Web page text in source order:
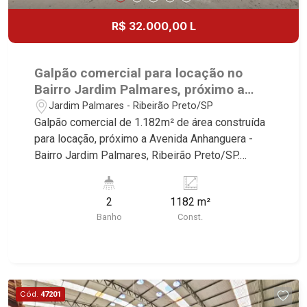
R$ 32.000,00 L
Galpão comercial para locação no
Bairro Jardim Palmares, próximo a
Avenida Anhanguera - Ribeirão
Preto/SP.
Jardim Palmares - Ribeirão Preto/SP
Galpão comercial de 1.182m² de área construída
para locação, próximo a Avenida Anhanguera -
Bairro Jardim Palmares, Ribeirão Preto/SP.
Martinelli Imobiliária selecionou para você: -
1.182m² de área construída - Amplo espaço -
Recepção - 3 salas - Divisórias - WC - Vestiário -
em Venda, Locação e Lançamentos! Avenida
João Fiúsa, 1051 - Alto da Boa Vista | Ribeirão
2
Banho
1182 m²
Const.
Cód. 47201